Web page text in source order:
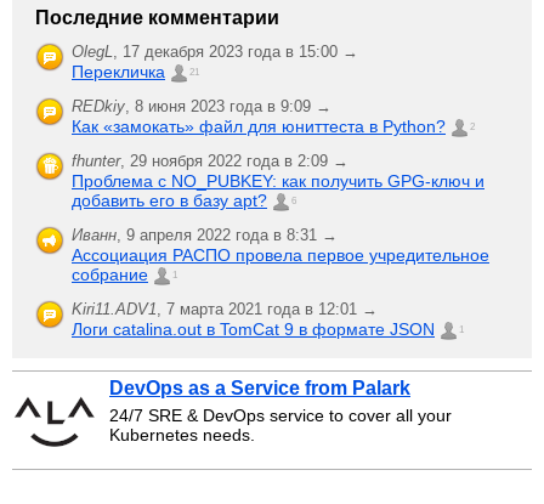
Последние комментарии
OlegL, 17 декабря 2023 года в 15:00 →
Перекличка 21
REDkiy, 8 июня 2023 года в 9:09 →
Как «замокать» файл для юниттеста в Python? 2
fhunter, 29 ноября 2022 года в 2:09 →
Проблема с NO_PUBKEY: как получить GPG-ключ и
добавить его в базу apt?
6
Иванн, 9 апреля 2022 года в 8:31 →
Ассоциация РАСПО провела первое учредительное
собрание
1
Kiri11.ADV1, 7 марта 2021 года в 12:01 →
Логи catalina.out в TomCat 9 в формате JSON 1
DevOps as a Service from Palark
24/7 SRE & DevOps service to cover all your
Kubernetes needs.